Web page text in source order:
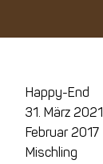
Happy-End
31. März 2021
Februar 2017
Mischling